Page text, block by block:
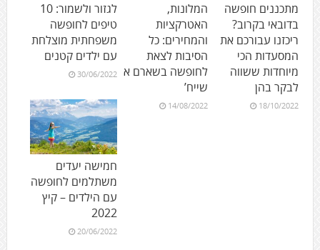
מתכננים חופשה
בדובאי בקרוב?
ריכזנו עבורכם את
המסעדות הכי
מיוחדות ששווה
לבקר בהן
18/10/2022
המלונות,
האטרקציות
והמחירים: כל
הסיבות לצאת
לחופשה בשארם א
שייח’
14/08/2022
לגזור ולשמור: 10
טיפים לחופשה
משפחתית מוצלחת
עם ילדים קטנים
30/06/2022
חמישה יעדים
משתלמים לחופשה
עם הילדים – קיץ
2022
20/06/2022